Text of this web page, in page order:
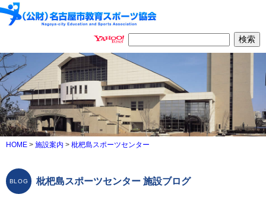
HOME > 施設案内 > 枇杷島スポーツセンター
枇杷島スポーツセンター 施設ブログ